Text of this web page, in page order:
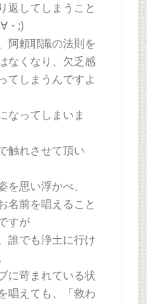
返してしまうこと
・;)
阿頼耶識の法則を
なくなり、欠乏感
てしまうんですよ
なってしまいま
触れさせて頂い
を思い浮かべ、
名前を唱えること
すが
誰でも浄土に行け
に苛まれている状
唱えても、「救わ